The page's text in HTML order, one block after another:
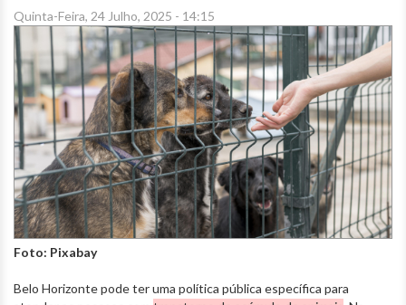
Quinta-Feira, 24 Julho, 2025 - 14:15
Foto: Pixabay
Belo Horizonte pode ter uma política pública específica para